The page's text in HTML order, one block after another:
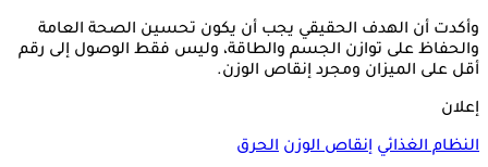
وأكدت أن الهدف الحقيقي يجب أن يكون تحسين الصحة العامة
والحفاظ على توازن الجسم والطاقة، وليس فقط الوصول إلى رقم
أقل على الميزان ومجرد إنقاص الوزن.
إعلان
النظام الغذائي إنقاص الوزن الحرق